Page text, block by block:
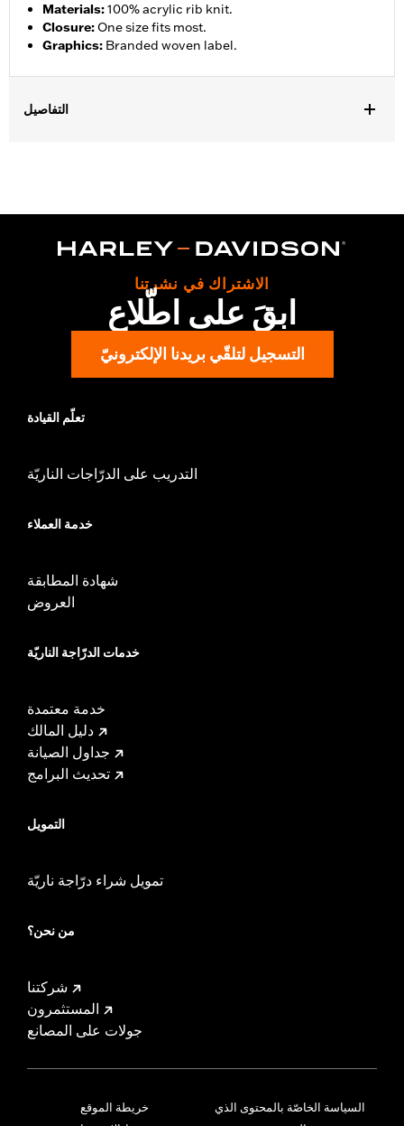
Materials:100% acrylic rib knit.
Closure:One size fits most.
Graphics: Branded woven label.
التفاصيل
Origin:Imported
الاشتراك في نشرتنا
ابقَ على اطّلاع
التسجيل لتلقّي بريدنا الإلكترونيّ
تعلّم القيادة
التدريب على الدرّاجات الناريّة
خدمة العملاء
شهادة المطابقة
العروض
خدمات الدرّاجة الناريّة
خدمة معتمدة
دليل المالك
جداول الصيانة
تحديث البرامج
التمويل
تمويل شراء درّاجة ناريّة
من نحن؟
شركتنا
المستثمرون
جولات على المصانع
خريطة الموقع
السياسة الخاصّة بالمحتوى الذي